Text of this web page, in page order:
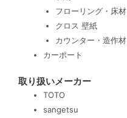
フローリング・床材
クロス 壁紙
カウンター・造作材
カーポート
取り扱いメーカー
TOTO
sangetsu